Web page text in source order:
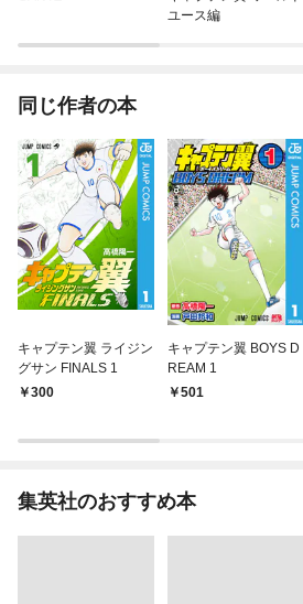
ユース編
同じ作者の本
キャプテン翼 ライジン
グサン FINALS 1
300
キャプテン翼 BOYS D
REAM 1
501
集英社のおすすめ本